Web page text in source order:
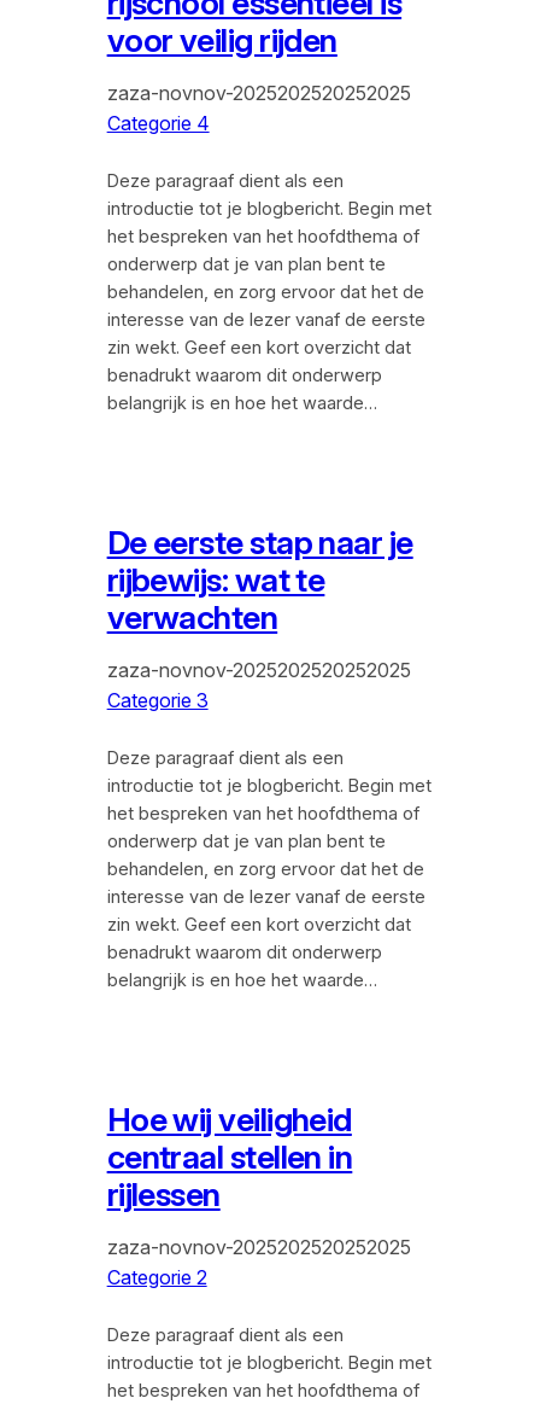
voor veilig rijden
zaza-novnov-2025202520252025
Categorie 4
Deze paragraaf dient als een
introductie tot je blogbericht. Begin met
het bespreken van het hoofdthema of
onderwerp dat je van plan bent te
behandelen, en zorg ervoor dat het de
interesse van de lezer vanaf de eerste
zin wekt. Geef een kort overzicht dat
benadrukt waarom dit onderwerp
belangrijk is en hoe het waarde…
De eerste stap naar je
rijbewijs: wat te
verwachten
zaza-novnov-2025202520252025
Categorie 3
Deze paragraaf dient als een
introductie tot je blogbericht. Begin met
het bespreken van het hoofdthema of
onderwerp dat je van plan bent te
behandelen, en zorg ervoor dat het de
interesse van de lezer vanaf de eerste
zin wekt. Geef een kort overzicht dat
benadrukt waarom dit onderwerp
belangrijk is en hoe het waarde…
Hoe wij veiligheid
centraal stellen in
rijlessen
zaza-novnov-2025202520252025
Categorie 2
Deze paragraaf dient als een
introductie tot je blogbericht. Begin met
het bespreken van het hoofdthema of